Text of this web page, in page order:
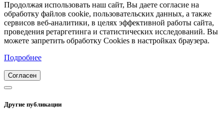
Продолжая использовать наш сайт, Вы даете согласие на
обработку файлов cookie, пользовательских данных, а также
сервисов веб-аналитики, в целях эффективной работы сайта,
проведения ретаргетинга и статистических исследований. Вы
можете запретить обработку Cookies в настройках браузера.
Подробнее
Согласен
Другие публикации